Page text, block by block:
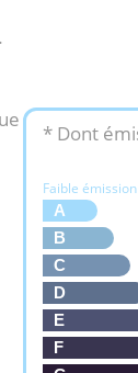
* Dont
Faible émission
A
B
C
D
E
F